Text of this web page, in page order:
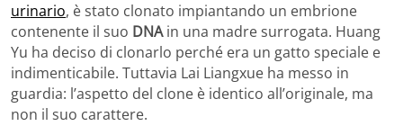
urinario, è stato clonato impiantando un embrione
contenente il suo DNAin una madre surrogata. Huang
Yu ha deciso di clonarlo perché era un gatto speciale e
indimenticabile. Tuttavia Lai Liangxue ha messo in
guardia: l’aspetto del clone è identico all’originale, ma
non il suo carattere.